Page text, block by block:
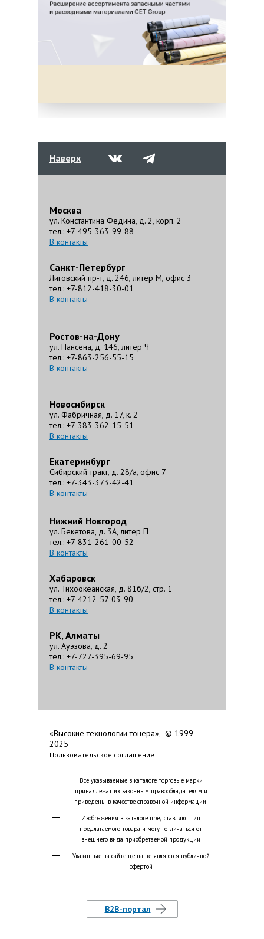
Наверх
Москва
ул. Константина Федина, д. 2, корп. 2
тел.: +7-495-363-99-88
В контакты
Санкт-Петербург
Лиговский пр-т, д. 246, литер М, офис 3
тел.: +7-812-418-30-01
В контакты
Ростов-на-Дону
ул. Нансена, д. 146, литер Ч
тел.: +7-863-256-55-15
В контакты
Новосибирск
ул. Фабричная, д. 17, к. 2
тел.: +7-383-362-15-51
В контакты
Екатеринбург
Сибирский тракт, д. 28/а, офис 7
тел.: +7-343-373-42-41
В контакты
Нижний Новгород
ул. Бекетова, д. 3А, литер П
тел.: +7-831-261-00-52
В контакты
Хабаровск
ул. Тихоокеанская, д. 81б/2, стр. 1
тел.: +7-4212-57-03-90
В контакты
РК, Алматы
ул. Ауэзова, д. 2
тел.: +7-727-395-69-95
В контакты
«Высокие технологии тонера», © 1999—
2025
Пользовательское соглашение
Все указываемые в каталоге торговые марки
принадлежат их законным правообладателям и
приведены в качестве справочной информации
Изображения в каталоге представляют тип
предлагаемого товара и могут отличаться от
внешнего вида приобретаемой продукции
Указанные на сайте цены не являются публичной
офертой
B2B-портал